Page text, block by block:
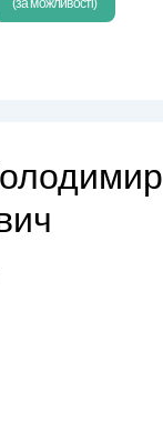
(за можливості)